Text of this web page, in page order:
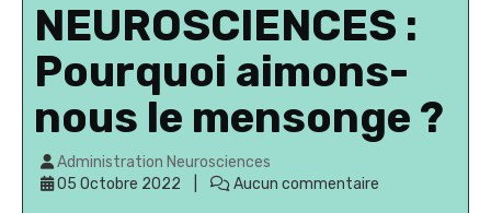
NEUROSCIENCES :
Pourquoi aimons-
nous le mensonge ?
Administration Neurosciences
05 Octobre 2022
Aucun commentaire